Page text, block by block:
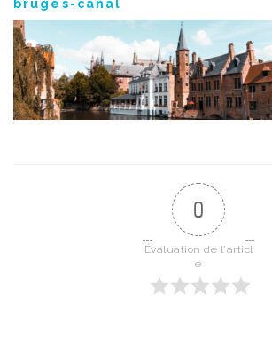
bruges-canal
0
Évaluation de l'articl
e